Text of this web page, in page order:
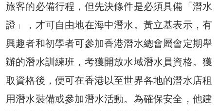
旅客的必備行程，但先決條件是必須具備「潛水
證」，才可自由地在海中潛水。黃立基表示，有
興趣者和初學者可參加香港潛水總會屬會定期舉
辦的潛水訓練班，考獲開放水域潛水員資格。獲
取資格後，便可在香港以至世界各地的潛水店租
用潛水裝備或參加潛水活動。為確保安全，他建